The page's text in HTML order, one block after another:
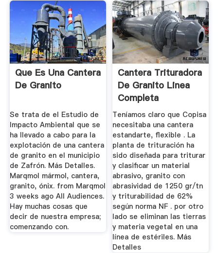
Que Es Una Cantera
De Granito
Se trata de el Estudio de
Impacto Ambiental que se
ha llevado a cabo para la
explotación de una cantera
de granito en el municipio
de Zafrón. Más Detalles.
Marqmol mármol, cantera,
granito, ónix. from Marqmol
3 weeks ago All Audiences.
Hay muchas cosas que
decir de nuestra empresa;
comenzando con.
Cantera Trituradora
De Granito Linea
Completa
Teníamos claro que Copisa
necesitaba una cantera
estandarte, flexible . La
planta de trituración ha
sido diseñada para triturar
y clasificar un material
abrasivo, granito con
abrasividad de 1250 gr/tn
y triturabilidad de 62%
según norma NF . por otro
lado se eliminan las tierras
y materia vegetal en una
línea de estériles. Más
Detalles